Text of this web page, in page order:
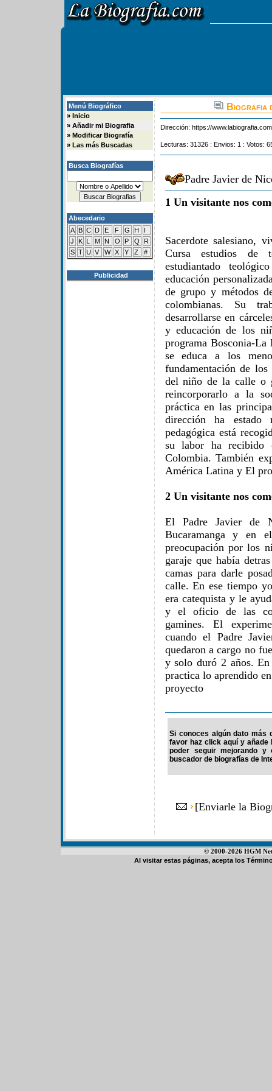
Menú Biográfico
» Inicio
» Añadir mi Biografia
» Modificar Biografía
» Las más Buscadas
Busca Biografías
Abecedario
A B C D E F G H
I
J
K L M N O P Q
R
S T U V W X Y Z #
Publicidad
Biografia
Dirección: https://
Lecturas: 31326 : Envios: 1 : Votos:
Padre Javier de
1 Un visitante nos
Sacerdote salesiano,
Cursa estudios de
estudiantado
educación
de grupo y métodos
colombianas. Su
desarrollarse en
y educación de los
programa Bosconia-
se educa a los
fundamentación de
del niño de la calle o
reincorporarlo a la
práctica en las
dirección ha estado
pedagógica está
su labor ha recibido
Colombia. También
América Latina y El
2 Un visitante nos
El Padre Javier de
Bucaramanga y en
preocupación por los
garaje que había
camas para darle
calle. En ese tiempo
era catequista y le
y el oficio de las
gamines. El
cuando el Padre
quedaron a cargo no
y solo duró 2 años.
practica lo aprendido
proyecto
Si conoces algún dato más
favor haz click aquí y
poder seguir mejorando y
buscador de biografías de
[Enviarle la
© 2000-2026 HGM
Al visitar estas páginas, acepta los